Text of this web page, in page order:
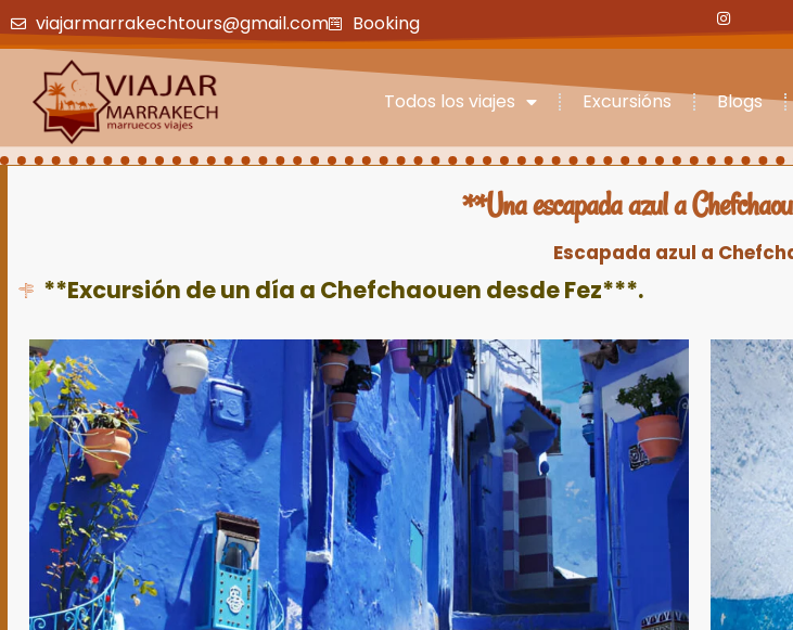
viajarmarrakechtours@gmail.com Booking
Todos los viajes Excursións Blogs
**Una escapada azul a
Escapada azul a
**Excursión de un día a Chefchaouen desde Fez***.